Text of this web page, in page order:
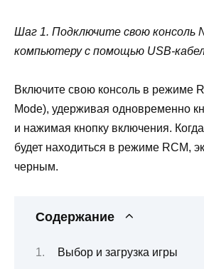
Шаг 1. Подключите свою консоль
компьютеру с помощью USB-
Включите свою консоль в режиме
Mode), удерживая одновременно
и нажимая кнопку включения.
будет находиться в режиме RCM,
черным.
Содержание
Выбор и загрузка игры